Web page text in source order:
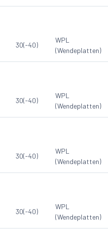
30(-40)
WPL
(Wendeplatten)
30(-40)
WPL
(Wendeplatten)
30(-40)
WPL
(Wendeplatten)
30(-40)
WPL
(Wendeplatten)